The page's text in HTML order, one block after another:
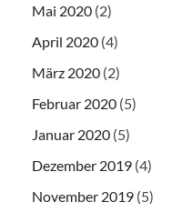
Mai 2020 (2)
April 2020 (4)
März 2020 (2)
Februar 2020 (5)
Januar 2020 (5)
Dezember 2019 (4)
November 2019 (5)